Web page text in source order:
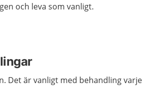
och leva som vanligt.
Det är vanligt med behandling varje